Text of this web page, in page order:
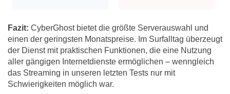
Fazit: CyberGhost bietet die größte Serverauswahl und
einen der geringsten Monatspreise. Im Surfalltag überzeugt
der Dienst mit praktischen Funktionen, die eine Nutzung
aller gängigen Internetdienste ermöglichen – wenngleich
das Streaming in unseren letzten Tests nur mit
Schwierigkeiten möglich war.